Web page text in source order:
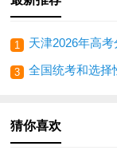
1 天津2026年高
3
猜你喜欢